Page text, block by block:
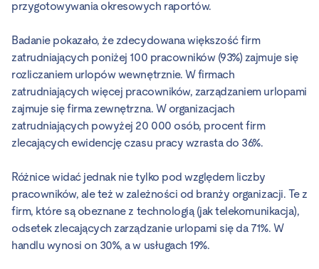
przygotowywania okresowych raportów.
Badanie pokazało, że zdecydowana większość firm
zatrudniających poniżej 100 pracowników (93%) zajmuje się
rozliczaniem urlopów wewnętrznie. W firmach
zatrudniających więcej pracowników, zarządzaniem urlopami
zajmuje się firma zewnętrzna. W organizacjach
zatrudniających powyżej 20 000 osób, procent firm
zlecających ewidencję czasu pracy wzrasta do 36%.
Różnice widać jednak nie tylko pod względem liczby
pracowników, ale też w zależności od branży organizacji. Te z
firm, które są obeznane z technologią (jak telekomunikacja),
odsetek zlecających zarządzanie urlopami się da 71%. W
handlu wynosi on 30%, a w usługach 19%.